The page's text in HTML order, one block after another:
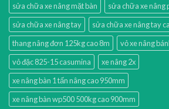
sửa chữa xe nâng mặt bàn
sửa chữa xe nâng
sửa chữa xe nâng tay
sửa chữa xe nâng tay
thang nâng đơn 125kg cao 8m
vỏ xe nâng
vỏ đặc 825-15 casumina
xe nâng 2x
xe nâng bàn 1 tấn nâng cao 950mm
xe nâng bàn wp500 500kg cao 900mm